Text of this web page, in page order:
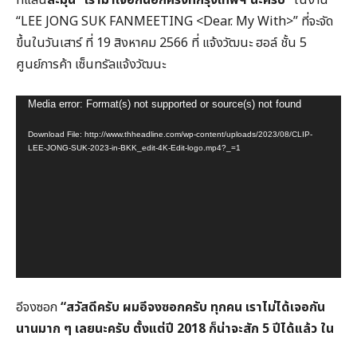
“LEE JONG SUK FANMEETING <Dear. My With>” ที่จะจัด
ขึ้นในวันเสาร์ ที่ 19 สิงหาคม 2566 ที่ แจ้งวัฒนะ ฮอล์ ชั้น 5
ศูนย์การค้า เซ็นทรัลแจ้งวัฒนะ
Video
Media error: Format(s) not supported or source(s) not found
Download File: http://www.thheadline.com/wp-content/uploads/2023/08/CLIP-
LEE-JONG-SUK-2023-in-BKK_edit-4K-Edit-logo.mp4?_=1
อีจงซอก“สวัสดีครับ ผมอีจงซอกครับ ทุกคน เราไม่ได้เจอกัน
นานมาก ๆ เลยนะครับ ตั้งแต่ปี 2018 ก็น่าจะสัก 5 ปีได้แล้ว ใน